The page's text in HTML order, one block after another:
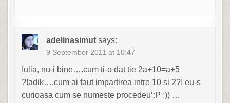
adelinasimut says:
9 September 2011 at 10:47
Iulia, nu-i bine….cum ti-o dat tie 2a+10=a+5
?!adik….cum ai faut impartirea intre 10 si 2?! eu-s
curioasa cum se numeste procedeu’:P :)) …